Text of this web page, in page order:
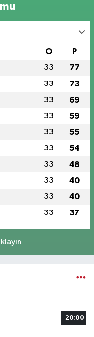
O P
33 77
33 73
33 69
33 59
33 55
33 54
33 48
33 40
33 40
33 37
20:00